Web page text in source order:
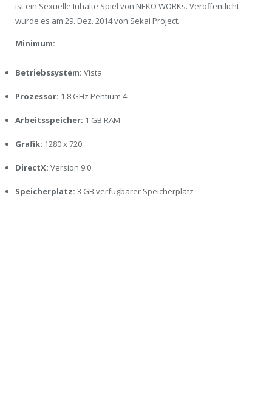
ist ein Sexuelle Inhalte Spiel von NEKO WORKs. Veröffentlicht
wurde es am 29. Dez. 2014 von Sekai Project.
Minimum:
Betriebssystem: Vista
Prozessor: 1.8 GHz Pentium 4
Arbeitsspeicher: 1 GB RAM
Grafik: 1280 x 720
DirectX: Version 9.0
Speicherplatz: 3 GB verfügbarer Speicherplatz